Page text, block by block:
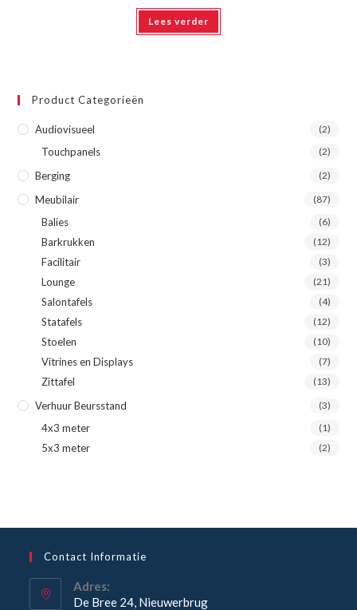
Lees verder
Product Categorieën
Audiovisueel (2)
Touchpanels (2)
Berging (2)
Meubilair (87)
Balies (6)
Barkrukken (12)
Facilitair (3)
Lounge (21)
Salontafels (4)
Statafels (12)
Stoelen (10)
Vitrines en Displays (7)
Zittafel (13)
Verhuur Beursstand (3)
4x3 meter (1)
5x3 meter (2)
Contact Informatie
Adres:
De Bree 24, Nieuwerbrug